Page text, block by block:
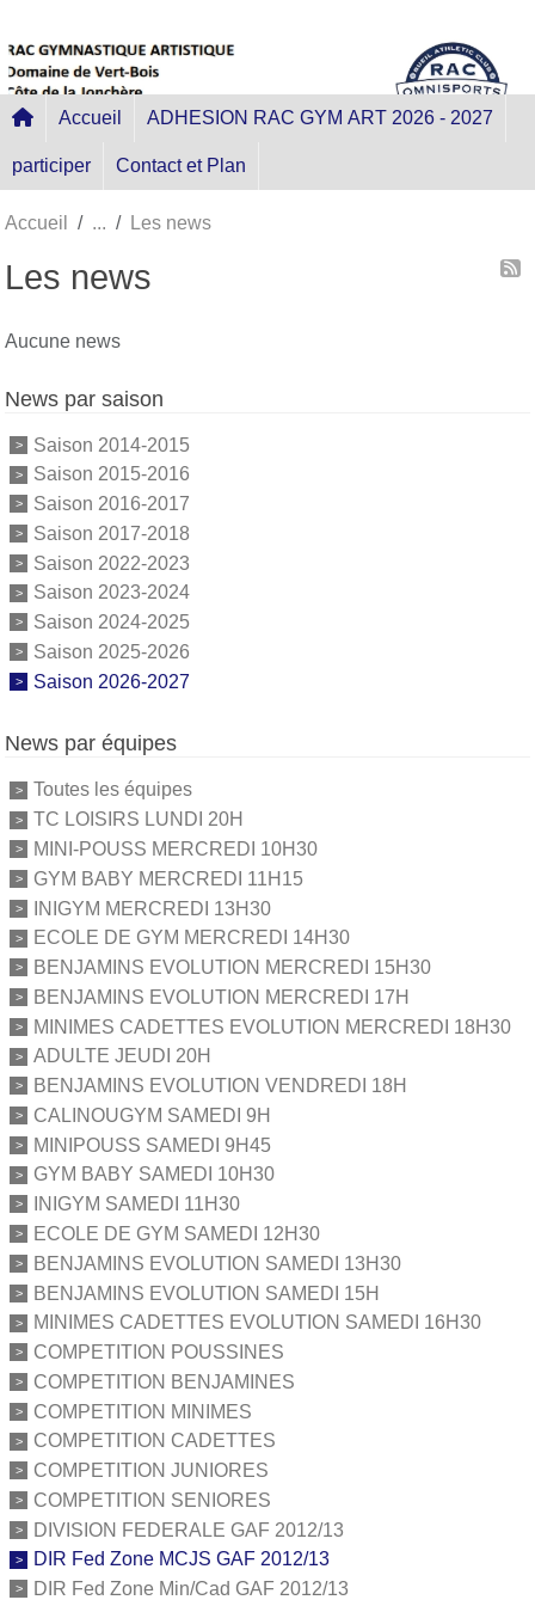
Accueil ADHESION RAC GYM ART 2026 - 2027
participer Contact et Plan
Accueil Les news
Les news
Aucune news
News par saison
Saison 2014-2015
Saison 2015-2016
Saison 2016-2017
Saison 2017-2018
Saison 2022-2023
Saison 2023-2024
Saison 2024-2025
Saison 2025-2026
Saison 2026-2027
News par équipes
Toutes les équipes
TC LOISIRS LUNDI 20H
MINI-POUSS MERCREDI 10H30
GYM BABY MERCREDI 11H15
INIGYM MERCREDI 13H30
ECOLE DE GYM MERCREDI 14H30
BENJAMINS EVOLUTION MERCREDI 15H30
BENJAMINS EVOLUTION MERCREDI 17H
MINIMES CADETTES EVOLUTION MERCREDI 18H30
ADULTE JEUDI 20H
BENJAMINS EVOLUTION VENDREDI 18H
CALINOUGYM SAMEDI 9H
MINIPOUSS SAMEDI 9H45
GYM BABY SAMEDI 10H30
INIGYM SAMEDI 11H30
ECOLE DE GYM SAMEDI 12H30
BENJAMINS EVOLUTION SAMEDI 13H30
BENJAMINS EVOLUTION SAMEDI 15H
MINIMES CADETTES EVOLUTION SAMEDI 16H30
COMPETITION POUSSINES
COMPETITION BENJAMINES
COMPETITION MINIMES
COMPETITION CADETTES
COMPETITION JUNIORES
COMPETITION SENIORES
DIVISION FEDERALE GAF 2012/13
DIR Fed Zone MCJS GAF 2012/13
DIR Fed Zone Min/Cad GAF 2012/13